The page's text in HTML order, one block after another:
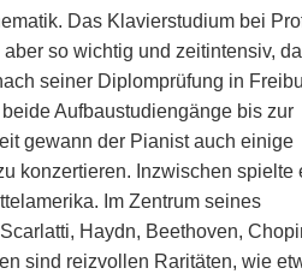
Das Klavierstudium bei
so wichtig und zeitintensiv,
seiner Diplomprüfung in
Aufbaustudiengänge bis zur
gewann der Pianist auch einige
konzertieren. Inzwischen spielte
Im Zentrum seines
Haydn, Beethoven,
sind reizvollen Raritäten, wie